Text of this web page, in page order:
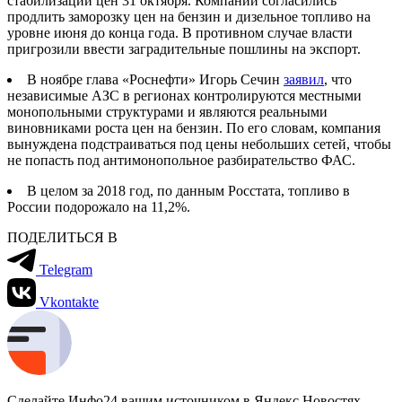
продлить заморозку цен на бензин и дизельное топливо на
уровне июня до конца года. В противном случае власти
пригрозили ввести заградительные пошлины на экспорт.
В ноябре глава «Роснефти» Игорь Сечин заявил, что
независимые АЗС в регионах контролируются местными
монопольными структурами и являются реальными
виновниками роста цен на бензин. По его словам, компания
вынуждена подстраиваться под цены небольших сетей, чтобы
не попасть под антимонопольное разбирательство ФАС.
В целом за 2018 год, по данным Росстата, топливо в
России подорожало на 11,2%.
ПОДЕЛИТЬСЯ В
Telegram
Vkontakte